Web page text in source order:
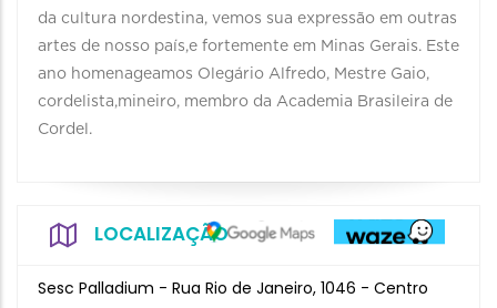
da cultura nordestina, vemos sua expressão em outras
artes de nosso país,e fortemente em Minas Gerais. Este
ano homenageamos Olegário Alfredo, Mestre Gaio,
cordelista,mineiro, membro da Academia Brasileira de
Cordel.
LOCALIZAÇÃO
Sesc Palladium - Rua Rio de Janeiro, 1046 - Centro